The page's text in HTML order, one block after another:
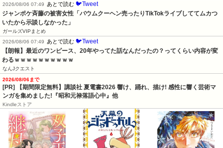
2026/08/06 07:49
あとで読む 🐦Tweet
ジャンポケ斉藤の被害女性「バウムクーヘン売ったりTikTokライブしててムカつ
いたから示談しなかった」
ガールズVIPまとめ
2026/08/06 07:49
あとで読む 🐦Tweet
【朗報】最近のワンピース、20年やってた話なんだったの？ってくらい内容が変
わるｗｗｗｗｗｗｗｗｗｗ
なんJクエスト
2026/08/06まで
[PR] 【期間限定無料】講談社 夏電書2026 響け、踊れ、描け! 感性に響く芸術マ
ンガを集めました!『昭和元禄落語心中』他
Kindleストア